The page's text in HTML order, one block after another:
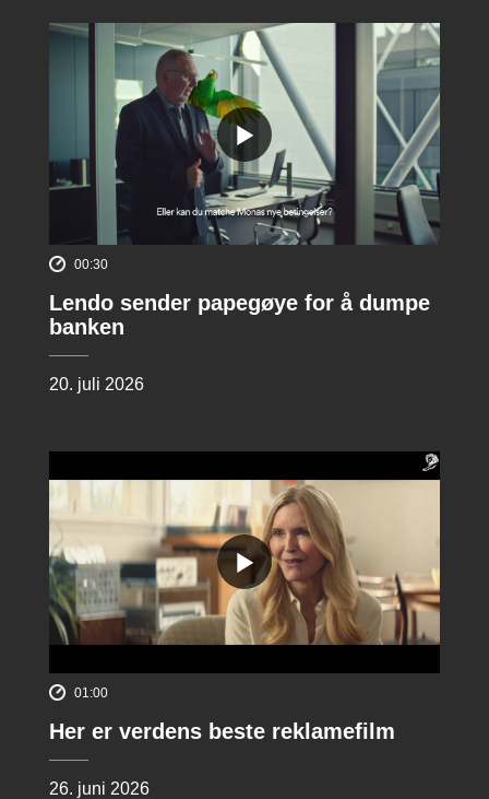
00:30
Lendo sender papegøye for å dumpe
banken
20. juli 2026
01:00
Her er verdens beste reklamefilm
26. juni 2026